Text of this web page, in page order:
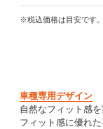
※税込価格は目安です
車種専用デザイン
自然なフィット感
フィット感に優れた